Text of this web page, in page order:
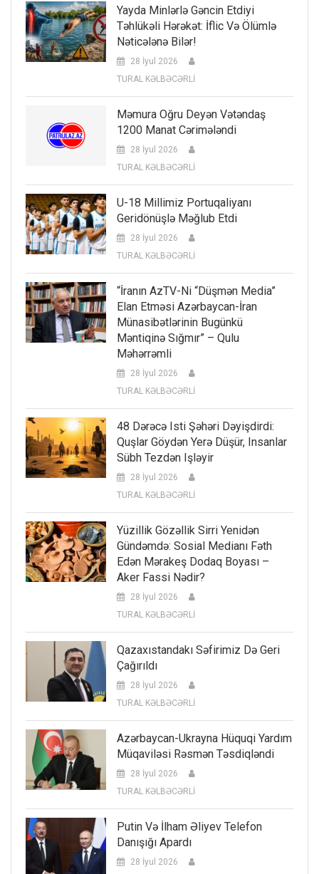
Yayda Minlərlə Gəncin Etdiyi
Təhlükəli Hərəkət: İflic Və Ölümlə
Nəticələnə Bilər!
28 İyul 2026
TURAL KƏLBƏCƏRLİ
Məmura Oğru Deyən Vətəndaş
1200 Manat Cərimələndi
28 İyul 2026
TURAL KƏLBƏCƏRLİ
U-18 Millimiz Portuqaliyanı
Geridönüşlə Məğlub Etdi
28 İyul 2026
TURAL KƏLBƏCƏRLİ
“İranın AzTV-Ni “düşmən Media”
Elan Etməsi Azərbaycan-İran
Münasibətlərinin Bugünkü
Məntiqinə Sığmır” – Qulu
Məhərrəmli
28 İyul 2026
TURAL KƏLBƏCƏRLİ
48 Dərəcə Isti Şəhəri Dəyişdirdi:
Quşlar Göydən Yerə Düşür, Insanlar
Sübh Tezdən Işləyir
28 İyul 2026
TURAL KƏLBƏCƏRLİ
Yüzillik Gözəllik Sirri Yenidən
Gündəmdə: Sosial Medianı Fəth
Edən Mərakeş Dodaq Boyası –
Aker Fassi Nədir?
28 İyul 2026
TURAL KƏLBƏCƏRLİ
Qazaxıstandakı Səfirimiz Də Geri
Çağırıldı
28 İyul 2026
TURAL KƏLBƏCƏRLİ
Azərbaycan-Ukrayna Hüquqi Yardım
Müqaviləsi Rəsmən Təsdiqləndi
28 İyul 2026
TURAL KƏLBƏCƏRLİ
Putin Və İlham Əliyev Telefon
Danışığı Apardı
28 İyul 2026